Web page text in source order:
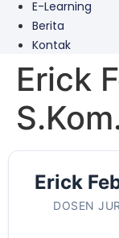
E-Learning
Berita
Kontak
Erick
Erick
DOSEN